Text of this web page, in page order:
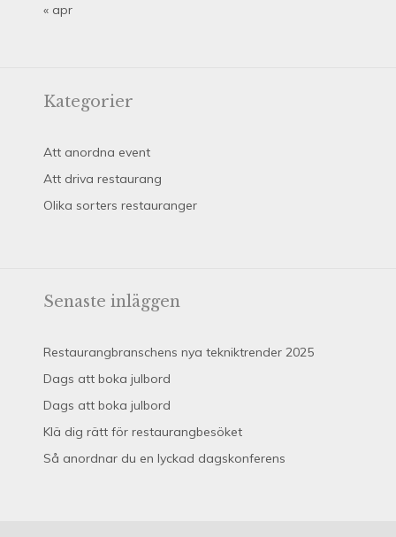
« apr
Kategorier
Att anordna event
Att driva restaurang
Olika sorters restauranger
Senaste inläggen
Restaurangbranschens nya tekniktrender 2025
Dags att boka julbord
Dags att boka julbord
Klä dig rätt för restaurangbesöket
Så anordnar du en lyckad dagskonferens